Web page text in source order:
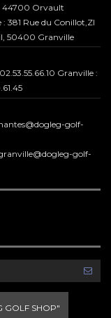
44700 Orvault
: 381 Rue du Conillot,ZI
50400 Granville
Granville :
golf-
golf-
GOLF SHOP"